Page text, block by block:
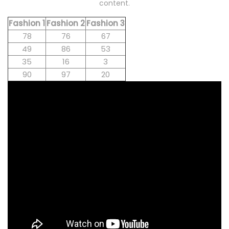
content.
Fashion 1Fashion 2Fashion 3
78
76
67
49
86
53
35
16
3
90
97 20